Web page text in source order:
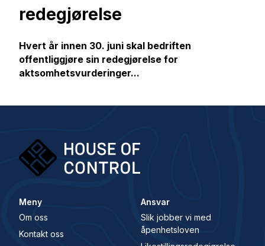
redegjørelse
Hvert år innen 30. juni skal bedriften
offentliggjøre sin redegjørelse for
aktsomhetsvurderinger...
Meny
Om oss
Kontakt oss
Ansvar
Slik jobber vi med
åpenhetsloven